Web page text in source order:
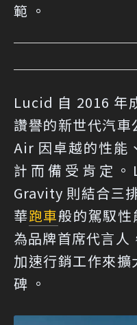
範 。
Lucid 自 2016 年
讚譽的新世代汽
Air 因卓越的性能
計而備受肯定
Gravity 則結合三
華跑車般的駕馭
為品牌首席代言
加速行銷工作來
碑 。